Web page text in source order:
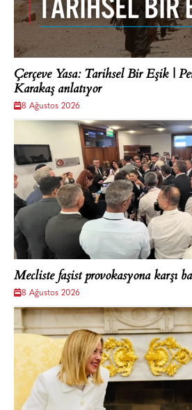
Çerçeve Yasa: Tarihsel Bir Eşik |
Karakaş anlatıyor
8 Ağustos 2026
Mecliste faşist provokasyona karşı
8 Ağustos 2026